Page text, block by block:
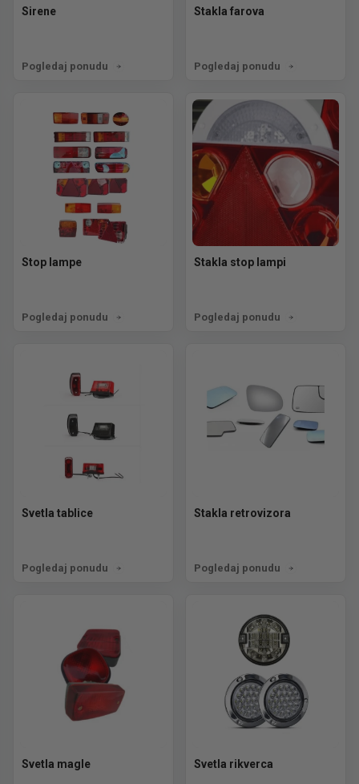
Sirene
Pogledaj ponudu
Stakla farova
Pogledaj ponudu
Stop lampe
Pogledaj ponudu
Stakla stop lampi
Pogledaj ponudu
Svetla tablice
Pogledaj ponudu
Stakla retrovizora
Pogledaj ponudu
Svetla magle Svetla rikverca